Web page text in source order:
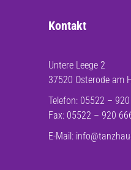
Kontakt
Untere Leege 2
37520 Osterode am
Telefon: 05522 –
Fax: 05522 – 920
E-Mail: